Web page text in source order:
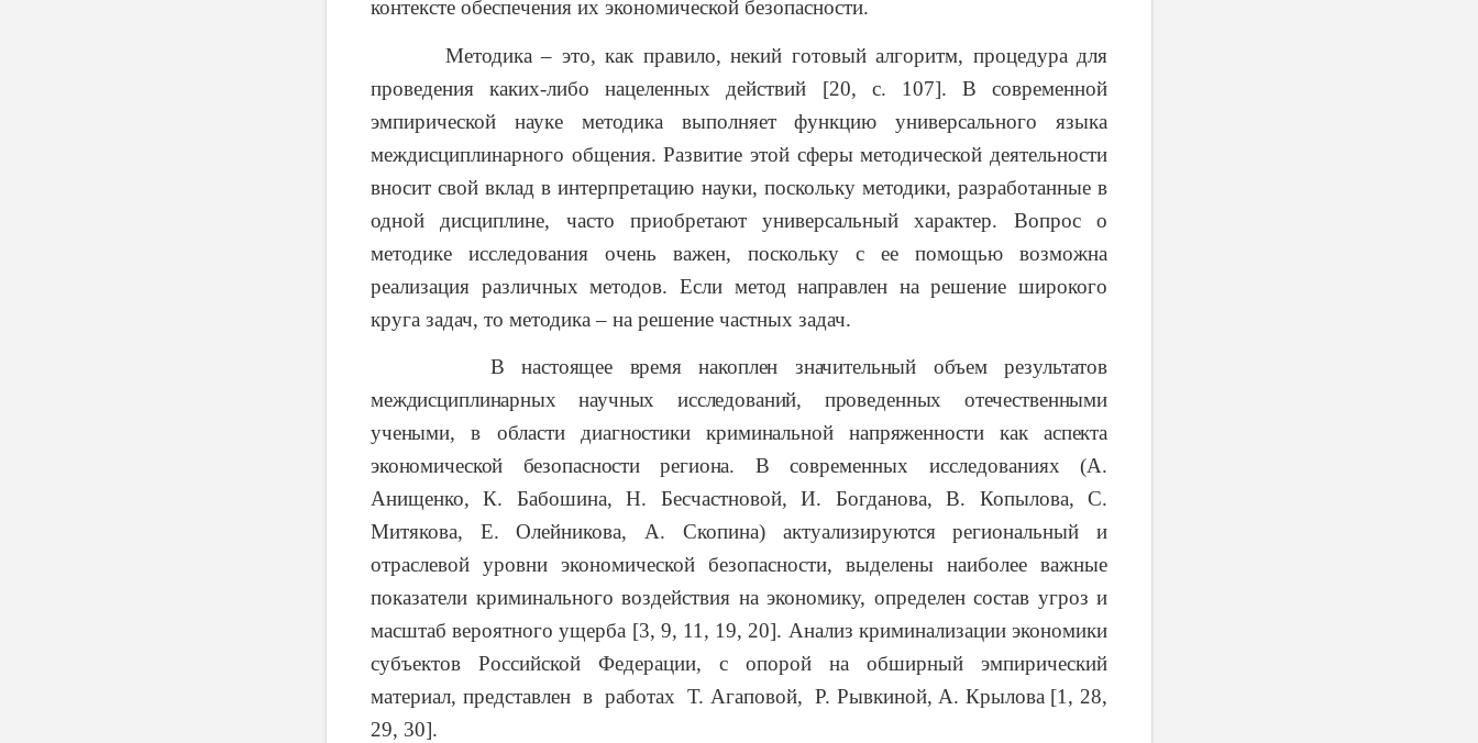
контексте обеспечения их экономической безопасности.
Методика – это, как правило, некий готовый алгоритм, процедура для
проведения каких-либо нацеленных действий [20, с. 107]. В современной
эмпирической науке методика выполняет функцию универсального языка
междисциплинарного общения. Развитие этой сферы методической деятельности
вносит свой вклад в интерпретацию науки, поскольку методики, разработанные в
одной дисциплине, часто приобретают универсальный характер. Вопрос о
методике исследования очень важен, поскольку с ее помощью возможна
реализация различных методов. Если метод направлен на решение широкого
круга задач, то методика – на решение частных задач.
В настоящее время накоплен значительный объем результатов
междисциплинарных научных исследований, проведенных отечественными
учеными, в области диагностики криминальной напряженности как аспекта
экономической безопасности региона. В современных исследованиях (А.
Анищенко, К. Бабошина, Н. Бесчастновой, И. Богданова, В. Копылова, С.
Митякова, Е. Олейникова, А. Скопина) актуализируются региональный и
отраслевой уровни экономической безопасности, выделены наиболее важные
показатели криминального воздействия на экономику, определен состав угроз и
масштаб вероятного ущерба [3, 9, 11, 19, 20]. Анализ криминализации экономики
субъектов Российской Федерации, с опорой на обширный эмпирический
материал, представлен в работах Т. Агаповой, Р. Рывкиной, А. Крылова [1, 28,
29, 30].